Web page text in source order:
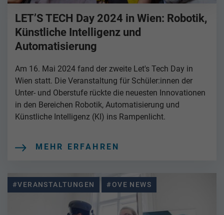
LET’S TECH Day 2024 in Wien: Robotik,
Künstliche Intelligenz und
Automatisierung
Am 16. Mai 2024 fand der zweite Let's Tech Day in
Wien statt. Die Veranstaltung für Schüler:innen der
Unter- und Oberstufe rückte die neuesten Innovationen
in den Bereichen Robotik, Automatisierung und
Künstliche Intelligenz (KI) ins Rampenlicht.
MEHR ERFAHREN
#VERANSTALTUNGEN #OVE NEWS